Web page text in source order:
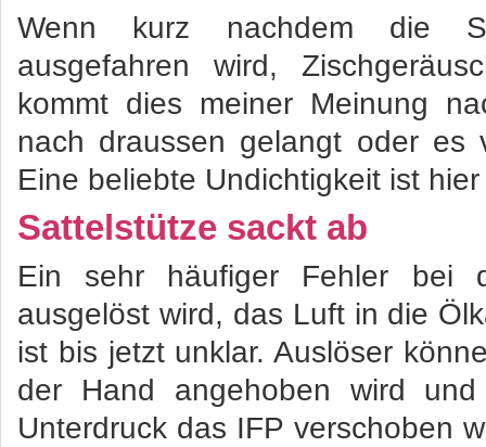
Wenn kurz nachdem die
ausgefahren wird,
kommt dies meiner Meinung
nach draussen gelangt oder es
Eine beliebte Undichtigkeit ist hier
Sattelstütze sackt ab
Ein sehr häufiger Fehler bei
ausgelöst wird, das Luft in die
ist bis jetzt unklar. Auslöser
der Hand angehoben wird
Unterdruck das IFP verschoben